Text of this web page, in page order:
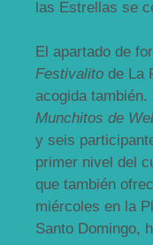
las Estrellas se
El apartado de
Festivalito de La
acogida
Munchitos de
y seis
primer nivel del
que también
miércoles en la
Santo Domingo,